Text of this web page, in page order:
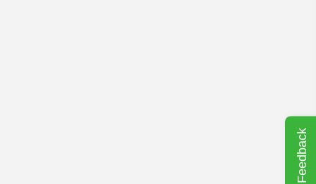
Feedback